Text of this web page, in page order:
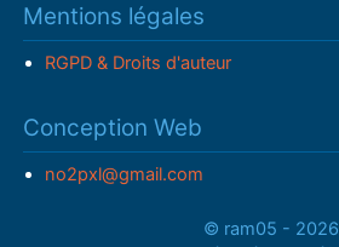
Mentions légales
RGPD & Droits d'auteur
Conception Web
no2pxl@gmail.com
© ram05 - 2026